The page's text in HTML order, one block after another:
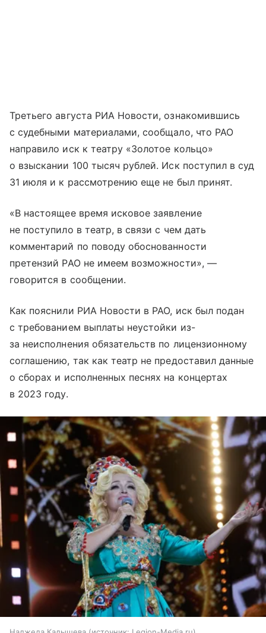
Третьего августа РИА Новости, ознакомившись
с судебными материалами, сообщало, что РАО
направило иск к театру «Золотое кольцо»
о взыскании 100 тысяч рублей. Иск поступил в суд
31 июля и к рассмотрению еще не был принят.
«В настоящее время исковое заявление
не поступило в театр, в связи с чем дать
комментарий по поводу обоснованности
претензий РАО не имеем возможности», —
говорится в сообщении.
Как пояснили РИА Новости в РАО, иск был подан
с требованием выплаты неустойки из-
за неисполнения обязательств по лицензионному
соглашению, так как театр не предоставил данные
о сборах и исполненных песнях на концертах
в 2023 году.